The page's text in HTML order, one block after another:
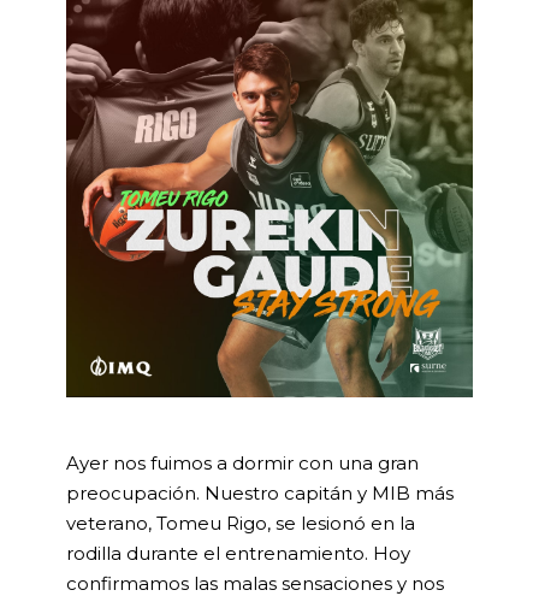
Ayer nos fuimos a dormir con una gran
preocupación. Nuestro capitán y MIB más
veterano, Tomeu Rigo, se lesionó en la
rodilla durante el entrenamiento. Hoy
confirmamos las malas sensaciones y nos